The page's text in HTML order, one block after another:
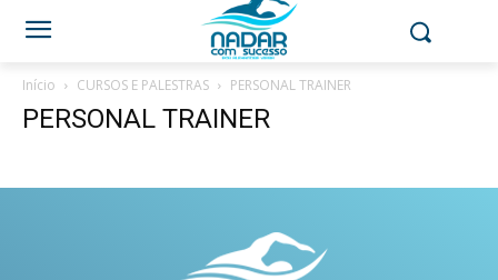
Início CURSOS E PALESTRAS PERSONAL TRAINER
PERSONAL TRAINER